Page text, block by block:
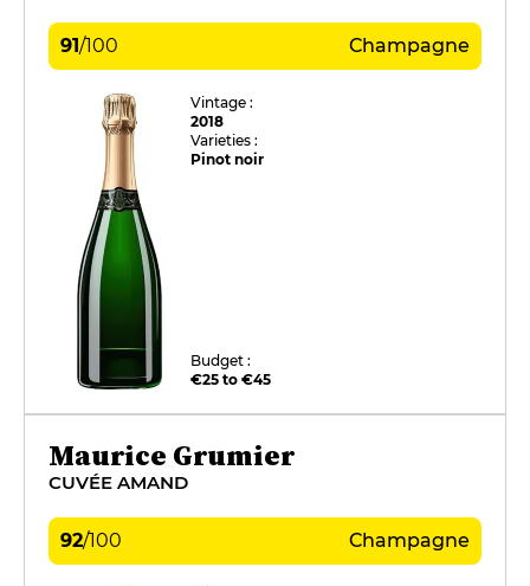
91/100 Champagne
Vintage :
2018
Varieties :
Pinot noir
Budget :
€25 to €45
Maurice Grumier
CUVÉE AMAND
92/100 Champagne